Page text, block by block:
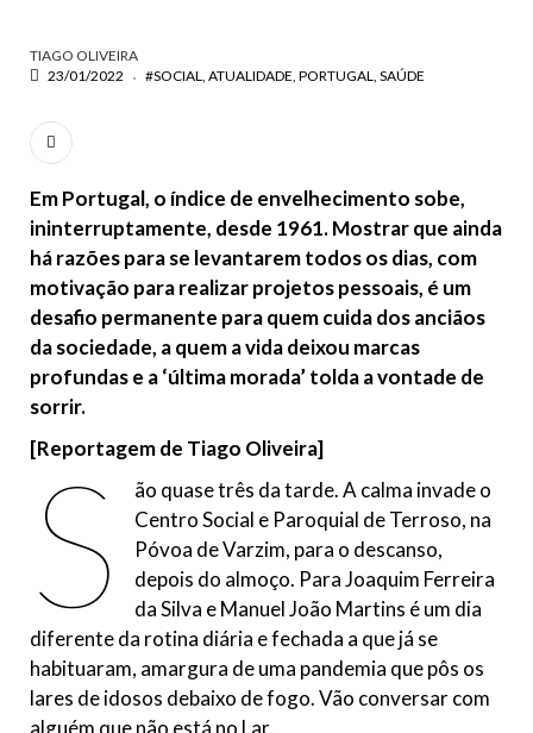
TIAGO OLIVEIRA
23/01/2022
#SOCIAL ATUALIDADE PORTUGAL SAÚDE
Em Portugal, o índice de envelhecimento sobe,
ininterruptamente, desde 1961. Mostrar que ainda
há razões para se levantarem todos os dias, com
motivação para realizar projetos pessoais, é um
desafio permanente para quem cuida dos anciãos
da sociedade, a quem a vida deixou marcas
profundas e a ‘última morada’ tolda a vontade de
sorrir.
[Reportagem de Tiago Oliveira]
S
ão quase três da tarde. A calma invade o
Centro Social e Paroquial de Terroso, na
Póvoa de Varzim, para o descanso,
depois do almoço. Para Joaquim Ferreira
da Silva e Manuel João Martins é um dia
diferente da rotina diária e fechada a que já se
habituaram, amargura de uma pandemia que pôs os
lares de idosos debaixo de fogo. Vão conversar com
alguém que não está no Lar.